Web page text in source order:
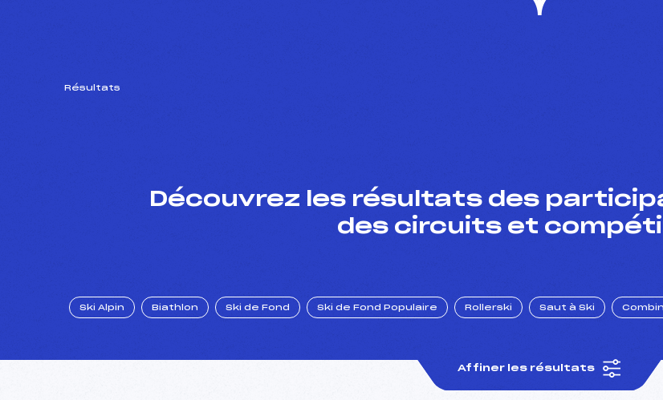
Résultats
Découvrez les résultats des
des circuits et
Ski Alpin Biathlon Ski de Fond Ski de Fond Populaire Rollerski Saut à Ski
Affiner les résultats